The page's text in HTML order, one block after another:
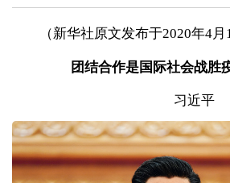
（新华社原文发布于2020年4月
团结合作是国际社会战胜
习近平